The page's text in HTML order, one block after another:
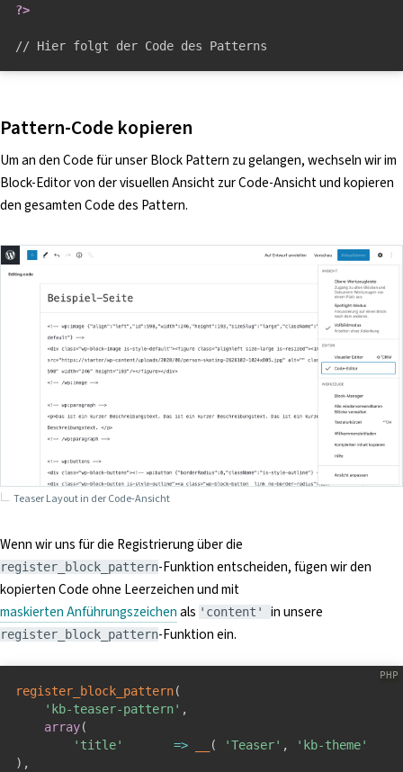
?>
// Hier folgt der Code des Patterns
Pattern-Code kopieren
Um an den Code für unser Block Pattern zu gelangen, wechseln wir im
Block-Editor von der visuellen Ansicht zur Code-Ansicht und kopieren
den gesamten Code des Pattern.
Teaser Layout in der Code-Ansicht
Wenn wir uns für die Registrierung über die
register_block_pattern-Funktion entscheiden, fügen wir den
kopierten Code ohne Leerzeichen und mit
maskiertenAnführungszeichenals 'content' in unsere
register_block_pattern-Funktion ein.
register_block_pattern(
'kb-teaser-pattern' ,
array(
'title'
=> ( 'Teaser' ,
'kb-theme'
) ,